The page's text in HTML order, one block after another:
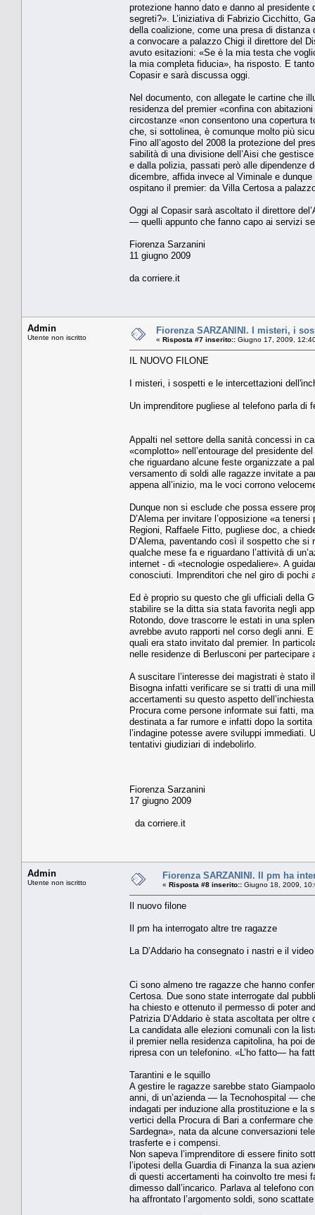
protezione hanno dato e danno al
segreti?». L’iniziativa di Fabrizio Cicchitto,
della coalizio­ne, come una presa di
a convocare a palazzo Chigi il diretto­re del
avuto esita­zioni: «Se è la mia testa che
la mia comple­ta fiducia», ha risposto. E
Copasir e sarà discussa oggi.
Nel documento, con allegate le cartine che
residen­za del premier «confina con
circostan­ze «non consentono una copertura
che, si sottolinea, è comunque molto più
Fino all’agosto del 2008 la protezione del
sabilità di una divisione dell’Aisi che
e dalla polizia, passati però alle di­pendenze
dicem­bre, affida invece al Viminale e
ospitano il premier: da Villa Certosa a
Oggi al Copasir sarà ascoltato il direttore
— quelli appunto che fanno capo ai servizi
Fiorenza Sarzanini
11 giugno 2009
da corriere.it
Admin
Utente non iscritto
Fiorenza SARZANINI. I misteri, i
« Risposta #7 inserito:: Giugno 17, 2009,
IL NUOVO FILONE
I misteri, i sospetti e le intercettazioni
Un imprenditore pugliese al telefono parla di
Appalti nel settore della sanità concessi in
«complotto» nell’entourage del presidente
che riguardano alcune feste organizzate a
versamento di soldi alle ragazze invitate a
appena all’inizio, ma le voci corrono
Dunque non si esclude che possa essere
D’Alema per invitare l’op­posizione «a
Regio­ni, Raffaele Fitto, pugliese doc, a
D’Alema, paven­tando così il sospetto che
qualche mese fa e riguardano l’attività di
internet - di «tec­nologie ospedaliere». A
conosciuti. Impren­ditori che nel giro di pochi
Ed è proprio su que­sto che gli ufficiali della
stabilire se la ditta sia sta­ta favorita negli
Rotondo, dove tra­scorre le estati in una
avrebbe avuto rap­porti nel corso degli anni.
quali era stato in­vitato dal premier. In
nelle residenze di Berlusconi per partecipare
A suscitare l’interesse dei magistrati è stato
Bisogna infatti verificare se si tratti di una
accertamen­ti su questo aspetto
Procura come per­sone informate sui fatti,
destinata a far rumore e infatti dopo la
l’indagine potesse avere sviluppi immediati.
tentativi giudiziari di indebolirlo.
Fiorenza Sarzanini
17 giugno 2009
da corriere.it
Admin
Utente non iscritto
Fiorenza SARZANINI. Il pm ha
« Risposta #8 inserito:: Giugno 18, 2009,
Il nuovo filone
Il pm ha interrogato altre tre ragazze
La D’Addario ha consegnato i nastri e il
Ci sono almeno tre ragazze che hanno
Certosa. Due sono state interrogate dal
ha chiesto e ottenuto il permesso di poter
Patrizia D’Addario è stata ascoltata per
La candidata alle elezioni comunali con la
il pre­mier nella residenza capitoli­na, ha poi
ripresa con un telefonino. «L’ho fatto— ha
Tarantini e le squillo
A gestire le ragazze sareb­be stato
anni, di un’azienda — la Tecnohospi­tal —
indagati per induzione alla prostituzione e la
vertici del­la Procura di Bari a confer­mare
Sardegna», nata da al­cune conversazioni
trasferte e i compensi.
Non sapeva l’imprendito­re di essere finito
l’ipotesi della Guardia di Finanza la sua
di questi accerta­menti ha coinvolto tre mesi
dimesso dall’incarico. Parla­va al telefono
ha af­frontato l’argomento soldi, sono